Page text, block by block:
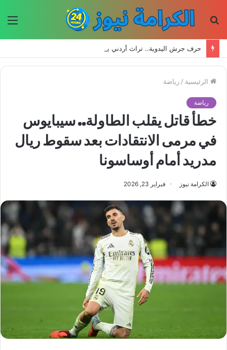
الرئيسية / رياضة
رياضة
خطأ قاتل يقلب الطاولة.. سيبايوس
في مرمى الانتقادات بعد سقوط ريال
مدريد أمام أوساسونا
الكرامة نيوز فبراير 23, 2026